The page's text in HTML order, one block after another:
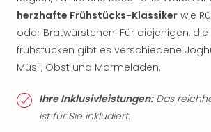
herzhafte Frühstücks-Klassiker wie
oder Bratwürstchen. Für diejenigen,
frühstücken gibt es verschiedene
Müsli, Obst und Marmeladen.
Ihre Inklusivleistungen:Das
ist für Sie inkludiert.